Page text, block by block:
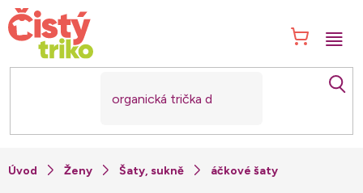
Přejít
na
obsah
Ženy Šaty, sukně áčkové šaty